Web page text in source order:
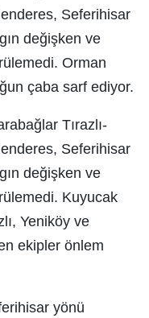
Seferihisar
değişken ve
Orman
çaba sarf ediyor.
Tırazlı-
Seferihisar
değişken ve
Kuyucak
Yeniköy ve
ekipler önlem
yönü